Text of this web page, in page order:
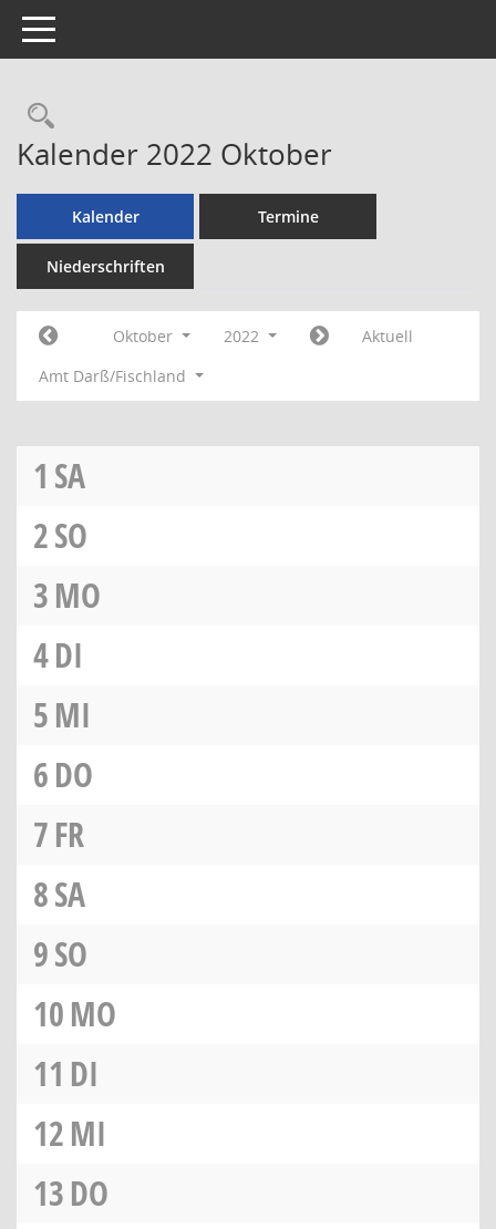
Toggle navigation
Rechercheauswahl
Kalender 2022 Oktober
Kalender Termine
Niederschriften
Oktober 2022
Aktuell
Amt Darß/Fischland
1 SA
2SO
3MO
4DI
5MI
6DO
7FR
8SA
9SO
10MO
11 DI
12MI
13DO